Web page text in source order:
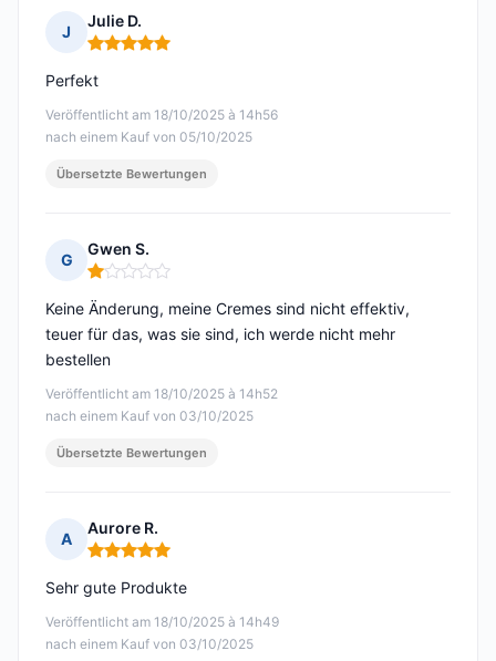
J
Julie D.
Hinweis: 5 von 5
Veröffentlicht am 18/10/2025 à 14h56
nach einem Kauf von 05/10/2025
Perfekt
Übersetzte Bewertungen
G
Gwen S.
Hinweis: 1 von 5
Veröffentlicht am 18/10/2025 à 14h52
nach einem Kauf von 03/10/2025
Keine Änderung, meine Cremes sind nicht effektiv,
teuer für das, was sie sind, ich werde nicht mehr
bestellen
Übersetzte Bewertungen
A
Aurore R.
Hinweis: 5 von 5
Veröffentlicht am 18/10/2025 à 14h49
nach einem Kauf von 03/10/2025
Sehr gute Produkte